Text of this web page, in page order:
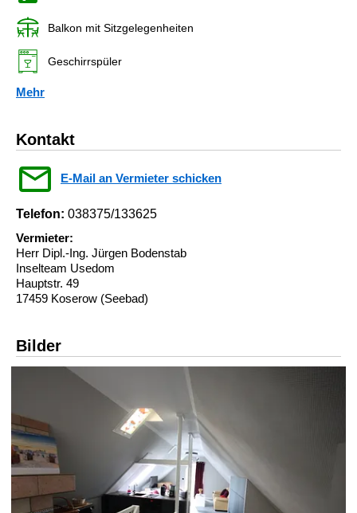
Balkon mit Sitzgelegenheiten
Geschirrspüler
Mehr
Kontakt
E-Mail an Vermieter schicken
Telefon: 038375/133625
Vermieter:
Herr Dipl.-Ing. Jürgen Bodenstab
Inselteam Usedom
Hauptstr. 49
17459 Koserow (Seebad)
Bilder